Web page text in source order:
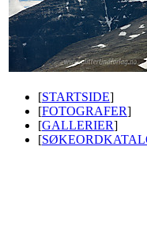
[STARTSIDE]
[FOTOGRAFER]
[GALLERIER]
[